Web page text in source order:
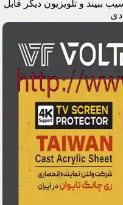
ببیند و تلویزیون دیگر قابل